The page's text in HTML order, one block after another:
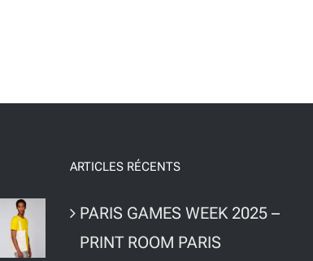
ARTICLES RÉCENTS
PARIS GAMES WEEK 2025 –
PRINT ROOM PARIS